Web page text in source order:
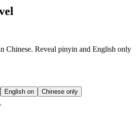
Chinese. Reveal pinyin and English only
English on Chinese only